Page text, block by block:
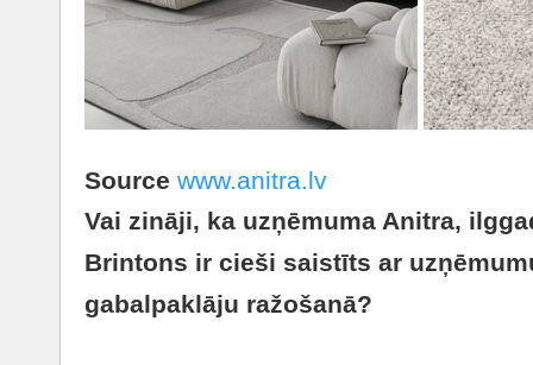
Source www.anitra.lv
Vai zināji, ka uzņēmuma Anitra,
Brintons ir cieši saistīts ar
gabalpaklāju ražošanā?